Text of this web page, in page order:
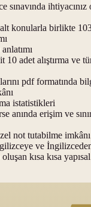
sınavında
konularla birlikte
10 adet alıştırma ve
pdf formatında
istatistikleri
anında erişim ve
not tutabilme imkânı
ve
kısa kısa